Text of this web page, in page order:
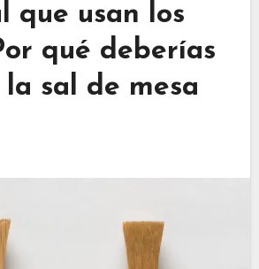
que usan los
qué deberías
sal de mesa